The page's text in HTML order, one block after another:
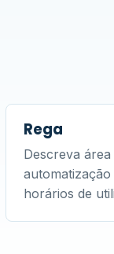
Rega
Descreva
horários de